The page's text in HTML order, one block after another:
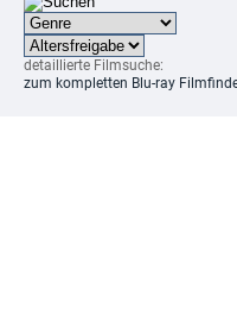
detaillierte Filmsuche:
zum kompletten Blu-ray